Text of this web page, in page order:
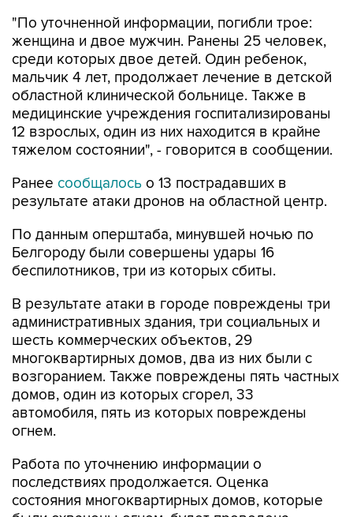
"По уточненной информации, погибли трое:
женщина и двое мужчин. Ранены 25 человек,
среди которых двое детей. Один ребенок,
мальчик 4 лет, продолжает лечение в детской
областной клинической больнице. Также в
медицинские учреждения госпитализированы
12 взрослых, один из них находится в крайне
тяжелом состоянии", - говорится в сообщении.
Ранее сообщалось о 13 пострадавших в
результате атаки дронов на областной центр.
По данным оперштаба, минувшей ночью по
Белгороду были совершены удары 16
беспилотников, три из которых сбиты.
В результате атаки в городе повреждены три
административных здания, три социальных и
шесть коммерческих объектов, 29
многоквартирных домов, два из них были с
возгоранием. Также повреждены пять частных
домов, один из которых сгорел, 33
автомобиля, пять из которых повреждены
огнем.
Работа по уточнению информации о
последствиях продолжается. Оценка
состояния многоквартирных домов, которые